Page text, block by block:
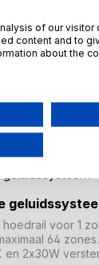
voor 4+
4
Control4,
voor 1
64
en 2x30W
of our visitor
content and to
about the